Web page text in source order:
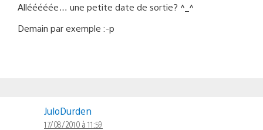
Allééééée… une petite date de sortie? ^_^
Demain par exemple :-p
JuloDurden
17/08/2010 à 11:59